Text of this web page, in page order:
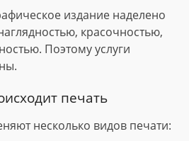
издание наделено
красочностью,
Поэтому услуги
печать
несколько видов печати: